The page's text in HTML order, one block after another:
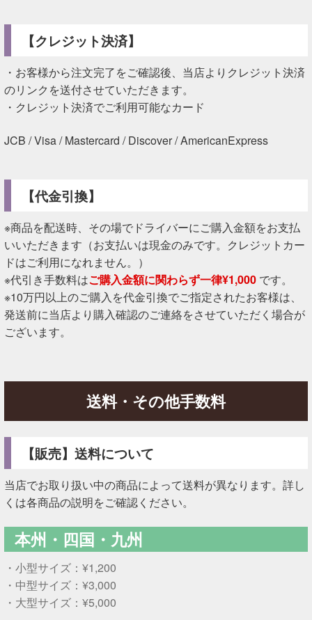
【クレジット決済】
・お客様から注文完了をご確認後、当店よりクレジット決済
のリンクを送付させていただきます。
・クレジット決済でご利用可能なカード
JCB / Visa / Mastercard / Discover / AmericanExpress
【代金引換】
※商品を配送時、その場でドライバーにご購入金額をお支払
いいただきます（お支払いは現金のみです。クレジットカー
ドはご利用になれません。）
※代引き手数料はご購入金額に関わらず一律¥1,000です。
※10万円以上のご購入を代金引換でご指定されたお客様は、
発送前に当店より購入確認のご連絡をさせていただく場合が
ございます。
送料・その他手数料
【販売】送料について
当店でお取り扱い中の商品によって送料が異なります。詳し
くは各商品の説明をご確認ください。
本州・四国・九州
・小型サイズ：¥1,200
・中型サイズ：¥3,000
・大型サイズ：¥5,000